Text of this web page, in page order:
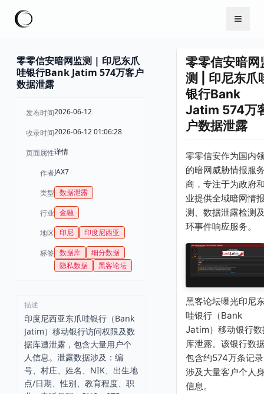
零零信安暗网监测 | 印尼东爪
哇银行Bank Jatim 574万客户
数据泄露
发布时间2026-06-12
收录时间2026-06-12 01:06:28
页面属性详情
作者JAX7
类型 数据泄露
行业 金融
地区 印尼 印度尼西亚
标签 数据库
细分数据
隐私数据
黑客论坛
描述
印度尼西亚东爪哇银行（Bank
Jatim）移动银行访问权限及数
据库遭泄露，包含大量用户个
人信息。泄露数据涉及：编
号、村庄、姓名、NIK、出生地
点/日期、性别、教育程度、职
零零信安暗网
测 | 印尼东爪
银行Bank
Jatim 574万
户数据泄露
零零信安作为国内
的暗网威胁情报服
商，专注于为政府
业提供全域暗网情
测、数据泄露检测
环事件响应服务。
黑客论坛曝光印尼
哇银行（Bank
Jatim）移动银行数
库泄露。该银行数
包含约574万条记
涉及大量客户个人
信息。